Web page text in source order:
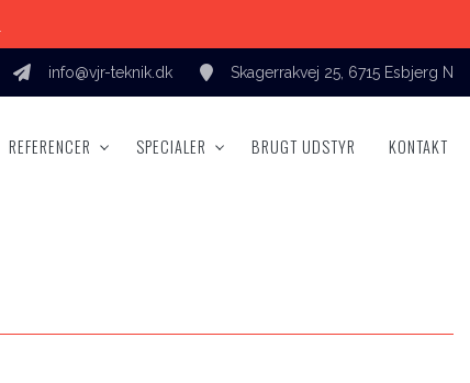
info@vjr-teknik.dk Skagerrakvej 25, 6715 Esbjerg N
REFERENCER SPECIALER BRUGT UDSTYR KONTAKT